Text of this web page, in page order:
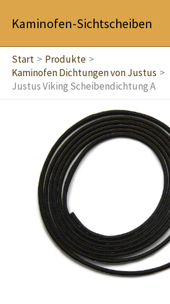
InhaltKaminofen-Sichtscheiben
Start
Produkte
Kaminofen Dichtungen von Justus
Justus Viking Scheibendichtung A